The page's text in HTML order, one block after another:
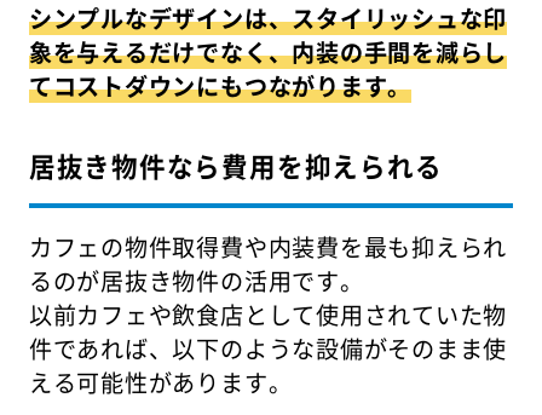
シンプルなデザインは、スタイリッシュな印
象を与えるだけでなく、内装の手間を減らし
てコストダウンにもつながります。
居抜き物件なら費用を抑えられる
カフェの物件取得費や内装費を最も抑えられ
るのが居抜き物件の活用です。
以前カフェや飲食店として使用されていた物
件であれば、以下のような設備がそのまま使
える可能性があります。